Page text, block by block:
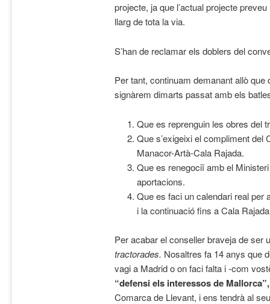
projecte, ja que l’actual projecte
llarg de tota la via.
S’han de reclamar els doblers del
Per tant, continuam demanant allò
signàrem dimarts passat amb els
Que es reprenguin les obres del
Que s’exigeixi el compliment del
Manacor-Artà-Cala Rajada.
Que es renegociï amb el
aportacions.
Que es faci un calendari real per
i la continuació fins a Cala
Per acabar el conseller braveja de ser
tractorades. Nosaltres fa 14 anys que
vagi a Madrid o on faci falta i -com
“defensi els interessos de Mallorca”,
Comarca de Llevant, i ens tendrà al